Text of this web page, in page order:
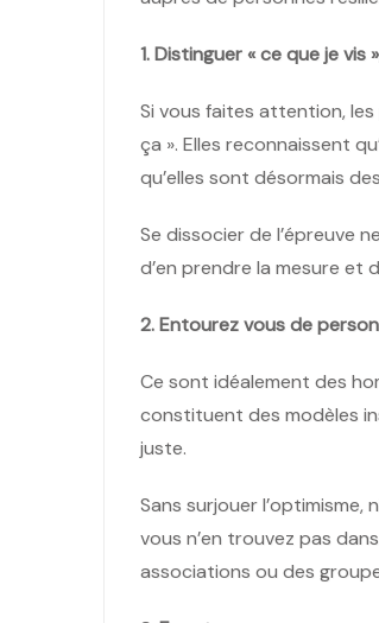
1. Distinguer « ce que je vis
Si vous faites attention, les
ça ». Elles reconnaissent
qu’elles sont désormais
Se dissocier de l’épreuve
d’en prendre la mesure et
2. Entourez vous de
Ce sont idéalement des
constituent des modèles
juste.
Sans surjouer
vous n’en trouvez pas
associations ou des